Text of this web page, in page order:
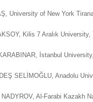
University of New York
Kilis 7 Aralık University,
İstanbul
SELİMOĞLU, Anadolu
Al-Farabi Kazakh